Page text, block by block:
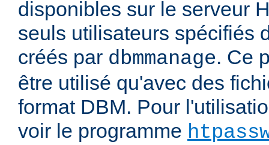
disponibles sur le serveur
seuls utilisateurs spécifiés
créés par dbmmanage. Ce
être utilisé qu'avec des
format DBM. Pour
voir le programme